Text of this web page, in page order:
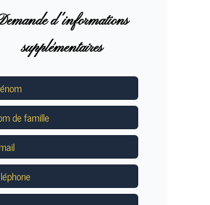
d'informations
supplémentaires